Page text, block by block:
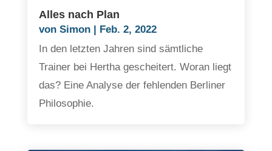
Alles nach Plan
von Simon|
Feb. 2, 2022
In den letzten Jahren sind sämtliche
Trainer bei Hertha gescheitert. Woran liegt
das? Eine Analyse der fehlenden Berliner
Philosophie.